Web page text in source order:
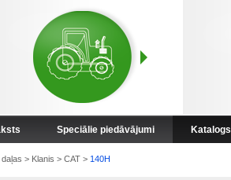
Speciālie piedāvājumi Katalogs
> Klanis > CAT> 140H